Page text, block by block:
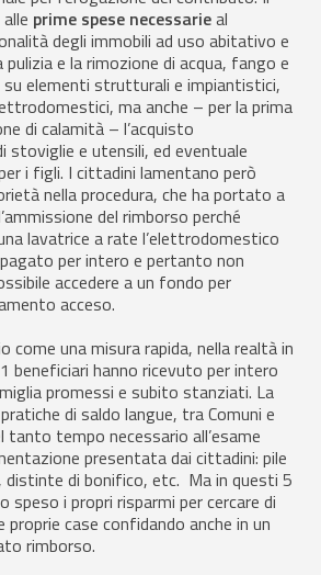
prime spese necessarieal
degli immobili ad uso abitativo e
pulizia e la rimozione di acqua, fango e
elementi strutturali e impiantistici,
ma anche – per la prima
di calamità – l’acquisto
stoviglie e utensili, ed eventuale
i figli. I cittadini lamentano però
nella procedura, che ha portato a
del rimborso perché
lavatrice a rate l’elettrodomestico
per intero e pertanto non
accedere a un fondo per
acceso.
come una misura rapida, nella realtà in
beneficiari hanno ricevuto per intero
promessi e subito stanziati. La
di saldo langue, tra Comuni e
tanto tempo necessario all’esame
presentata dai cittadini: pile
di bonifico, etc. Ma in questi 5
speso i propri risparmi per cercare di
case confidando anche in un
rimborso.